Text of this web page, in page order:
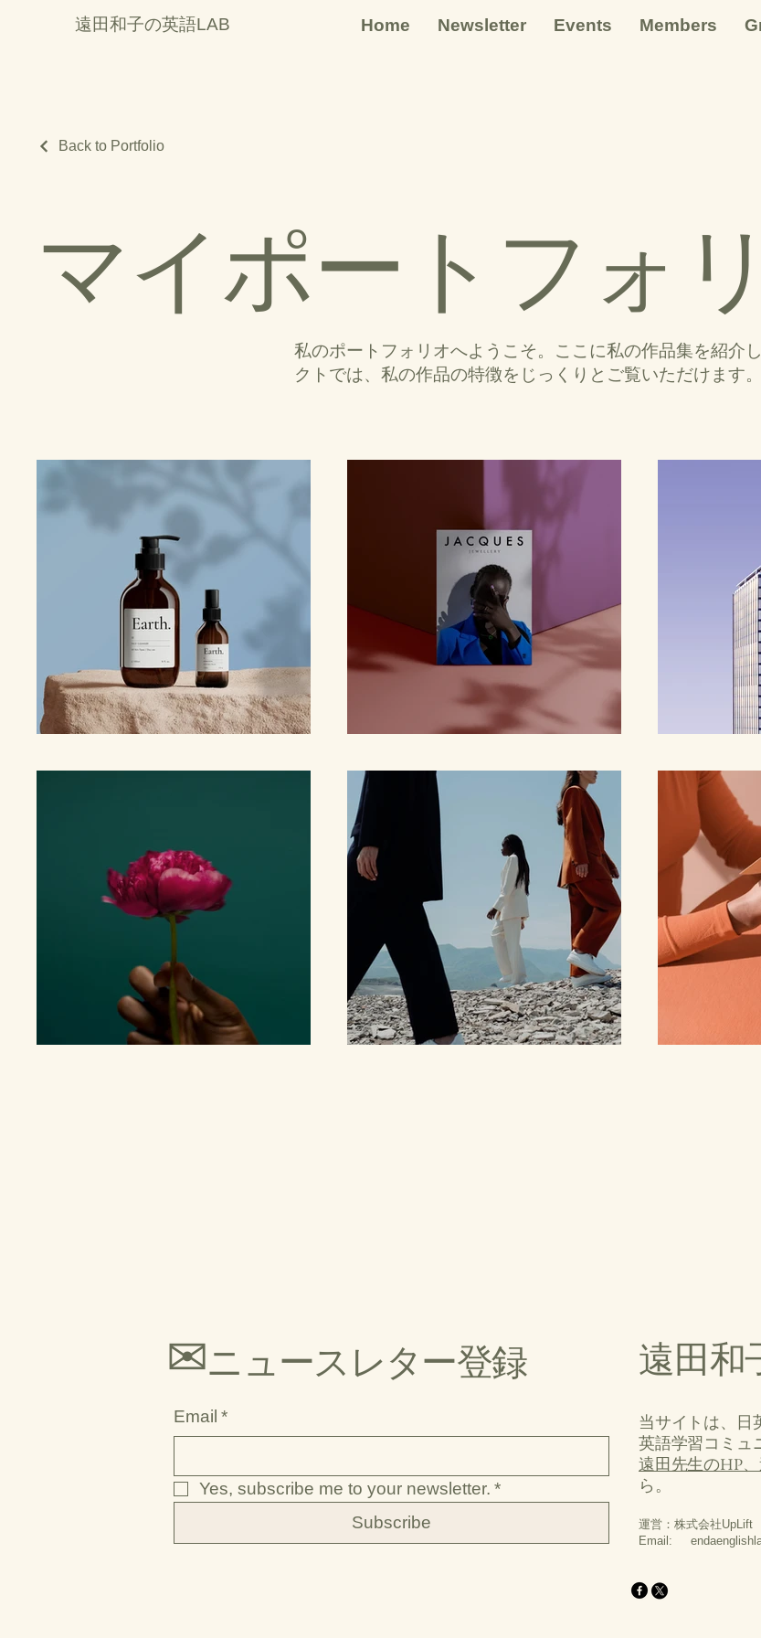
遠田和子の英語LAB Home Newsletter Events Members
Back to Portfolio
マイポートフォ
私のポートフォリオへようこそ。ここに私の作品集を紹介
クトでは、私の作品の特徴をじっくりとご覧いただけます。
​✉ニュースレター登録
Email *
Yes, subscribe me to your newsletter. *
Subscribe
遠田和
当サイトは、日
英語学習コミュ
遠田先生のHP、
ら。
運営：株式会社UpLift
Email: